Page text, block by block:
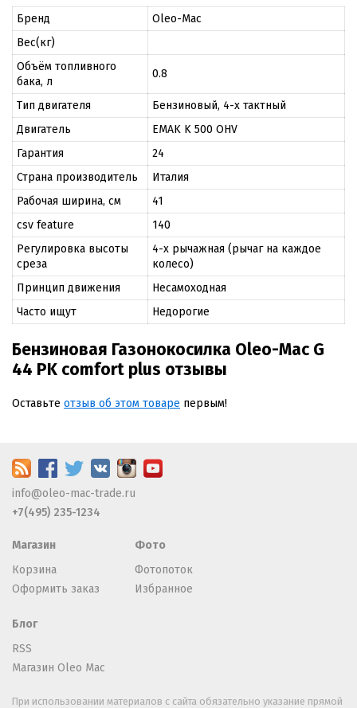
Бренд
Oleo-Mac
Вес(кг)
Объём топливного
бака, л
0.8
Тип двигателя
Бензиновый, 4-х тактный
Двигатель
EMAK K 500 OHV
Гарантия
24
Страна производитель
Италия
Рабочая ширина, см
41
csv feature
140
Регулировка высоты
среза
4-х рычажная (рычаг на каждое
колесо)
Принцип движения
Несамоходная
Часто ищут
Недорогие
Бензиновая Газонокосилка Oleo-Mac G
44 PK comfort plus отзывы
Оставьте отзыв об этом товаре первым!
info@oleo-mac-trade.ru
+7(495) 235-1234
Магазин
Корзина
Оформить заказ
Фото
Фотопоток
Избранное
Блог
RSS
Магазин Oleo Mac
При использовании материалов с сайта обязательно указание прямой